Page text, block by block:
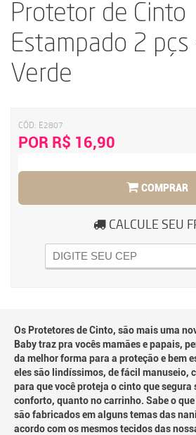
Protetor de Cinto
Estampado 2
Verde
CÓD: E2807
POR R$ 16,90
COMPRAR
CALCULE SEU
Os Protetores de Cinto, são mais uma
Baby traz pra vocês mamães e papais,
da melhor forma para a proteção e bem
eles são lindíssimos, de fácil manuseio,
para que você proteja o cinto que segura
conforto, quanto no carrinho. Sabe o
são fabricados em alguns temas das
acordo com os mesmos tecidos das